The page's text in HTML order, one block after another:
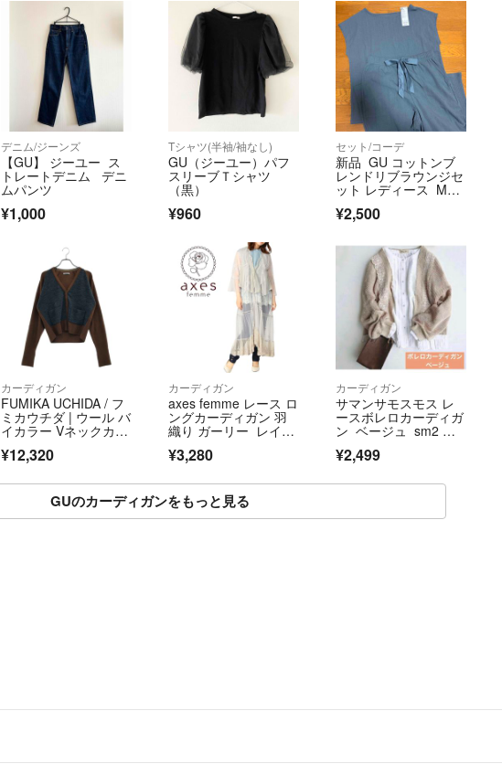
デニム/ジーンズ
【GU】 ジーユー ス
トレートデニム デニ
ムパンツ
¥1,000
Tシャツ(半袖/袖なし)
GU（ジーユー）パフ
スリーブＴシャツ
（黒）
¥960
セット/コーデ
新品 GU コットンブ
レンドリブラウンジセ
ット レディース Mサ
¥2,500
カーディガン
FUMIKA UCHIDA / フ
ミカウチダ | ウール バ
イカラー Vネックカー
ン/グレー | レディース
¥12,320
カーディガン
axes femme レース ロ
ングカーディガン 羽
織り ガーリー レイヤ
ム Mサイズ 総レー
¥3,280
カーディガン
サマンサモスモス レ
ースボレロカーディガ
ン ベージュ sm2 長
¥2,499
GUのカーディガンをもっと見る